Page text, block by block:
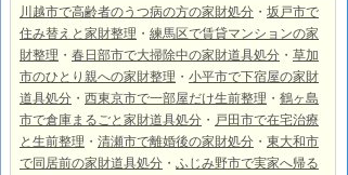
川越市で高齢者のうつ病の方の家財処分 ・ 坂戸市で
住み替えと家財整理 ・ 練馬区で賃貸マンションの家
財整理 ・ 春日部市で大掃除中の家財道具処分 ・ 草加
市のひとり親への家財整理 ・ 小平市で下宿屋の家財
道具処分 ・ 西東京市で一部屋だけ生前整理 ・ 鶴ヶ島
市で倉庫まるごと家財道具処分 ・ 戸田市で在宅治療
と生前整理 ・ 清瀬市で離婚後の家財処分 ・ 東大和市
で同居前の家財道具処分 ・ ふじみ野市で実家へ帰る